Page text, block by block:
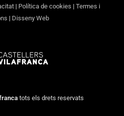
| Política de cookies | Termes i
| Disseny Web
tots els drets reservats